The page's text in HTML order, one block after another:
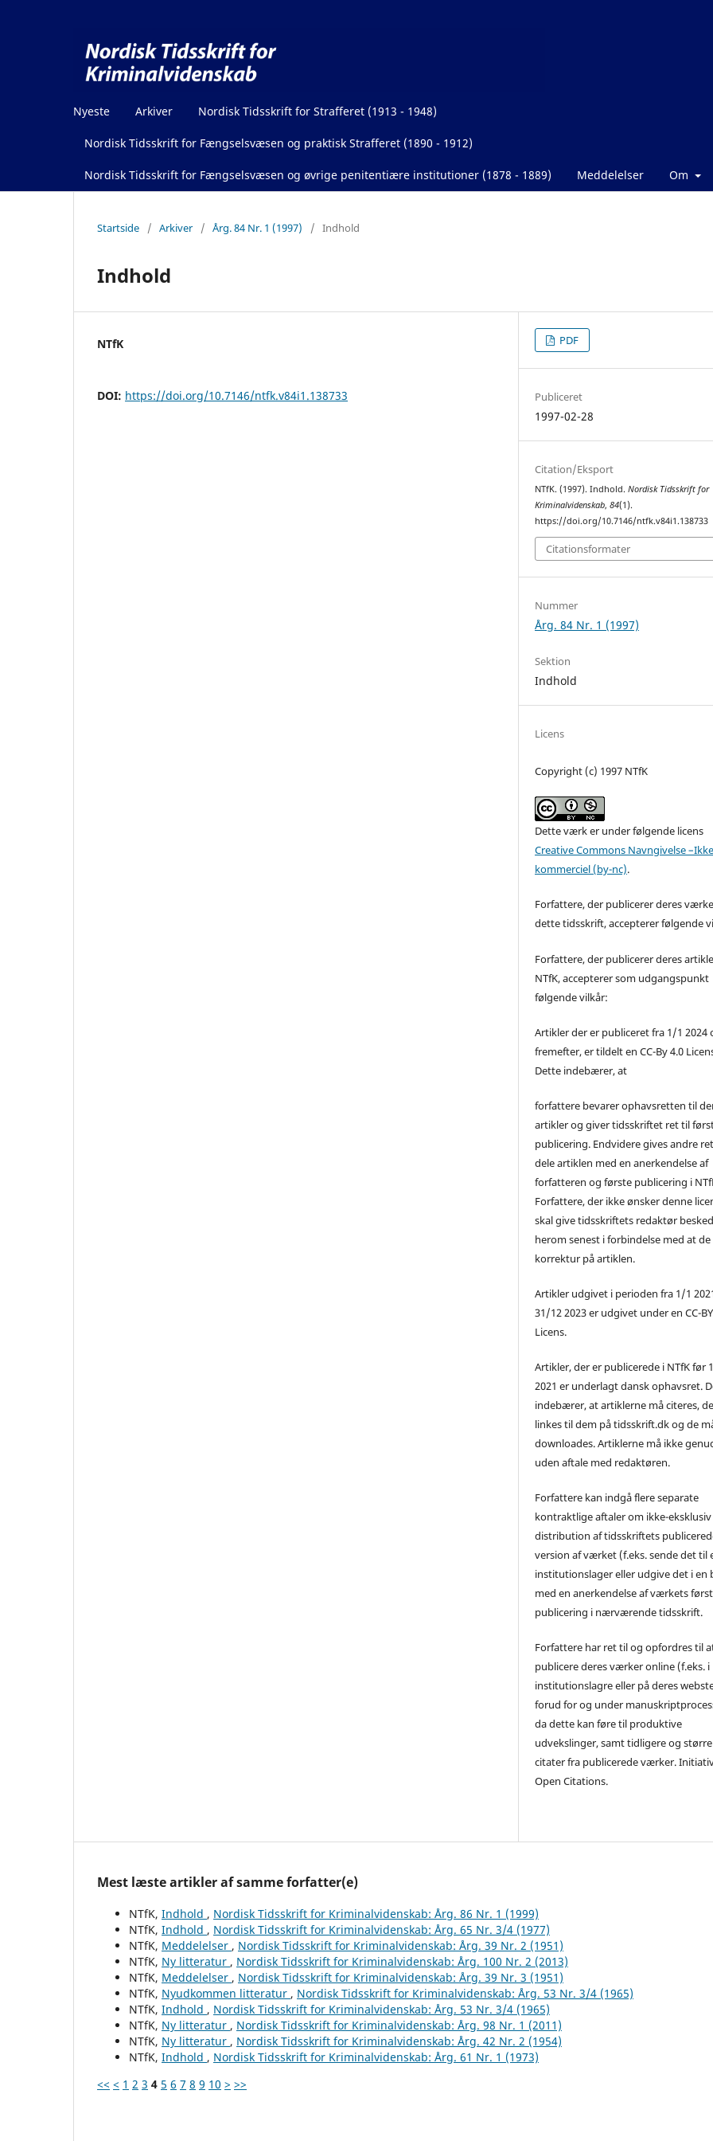
Nyeste Arkiver Nordisk Tidsskrift for Strafferet (1913 - 1948)
Nordisk Tidsskrift for Fængselsvæsen og praktisk Strafferet (1890 - 1912)
Nordisk Tidsskrift for Fængselsvæsen og øvrige penitentiære institutioner (1878 - 1889) Meddelelser Om
Startside / Arkiver / Årg. 84 Nr. 1 (1997) / Indhold
Indhold
NTfK
DOI: https://doi.org/10.7146/ntfk.v84i1.138733
PDF
Publiceret
1997-02-28
Citation/Eksport
NTfK. (1997). Indhold.Nordisk Tidsskrift for
Kriminalvidenskab,84(1).
https://doi.org/10.7146/ntfk.v84i1.138733
Citationsformater
Nummer
Årg. 84 Nr. 1 (1997)
Sektion
Indhold
Licens
Copyright (c) 1997 NTfK
Dette værk er under følgende licens
Creative Commons Navngivelse
kommerciel (by-nc).
Forfattere, der publicerer deres
dette tidsskrift, accepterer følgende
Forfattere, der publicerer deres
NTfK, accepterer som udgangspunkt
følgende vilkår:
Artikler der er publiceret fra 1/1 2024
fremefter, er tildelt en CC-By 4.0
Dette indebærer, at
forfattere bevarer ophavsretten til
artikler og giver tidsskriftet ret til
publicering. Endvidere gives andre
dele artiklen med en anerkendelse af
forfatteren og første publicering i
Forfattere, der ikke ønsker denne
skal give tidsskriftets redaktør besked
herom senest i forbindelse med at
korrektur på artiklen.
Artikler udgivet i perioden fra 1/1
31/12 2023 er udgivet under en CC-
Licens.
Artikler, der er publicerede i NTfK før
2021 er underlagt dansk ophavsret.
indebærer, at artiklerne må citeres,
linkes til dem på tidsskrift.dk og de
downloades. Artiklerne må ikke
uden aftale med redaktøren.
Forfattere kan indgå flere separate
kontraktlige aftaler om ikke-eksklusiv
distribution af tidsskriftets
version af værket (f.eks. sende det til
institutionslager eller udgive det i en
med en anerkendelse af værkets
publicering i nærværende tidsskrift.
Forfattere har ret til og opfordres til
publicere deres værker online (f.eks. i
institutionslagre eller på deres
forud for og under
da dette kan føre til produktive
udvekslinger, samt tidligere og større
citater fra publicerede værker.
Open Citations.
Mest læste artikler af samme forfatter(e)
NTfK, Indhold , Nordisk Tidsskrift for Kriminalvidenskab: Årg. 86 Nr. 1 (1999)
NTfK, Indhold , Nordisk Tidsskrift for Kriminalvidenskab: Årg. 65 Nr. 3/4 (1977)
NTfK, Meddelelser , Nordisk Tidsskrift for Kriminalvidenskab: Årg. 39 Nr. 2 (1951)
NTfK, Ny litteratur , Nordisk Tidsskrift for Kriminalvidenskab: Årg. 100 Nr. 2 (2013)
NTfK, Meddelelser , Nordisk Tidsskrift for Kriminalvidenskab: Årg. 39 Nr. 3 (1951)
NTfK, Nyudkommen litteratur , Nordisk Tidsskrift for Kriminalvidenskab: Årg. 53 Nr. 3/4 (1965)
NTfK, Indhold , Nordisk Tidsskrift for Kriminalvidenskab: Årg. 53 Nr. 3/4 (1965)
NTfK, Ny litteratur , Nordisk Tidsskrift for Kriminalvidenskab: Årg. 98 Nr. 1 (2011)
NTfK, Ny litteratur , Nordisk Tidsskrift for Kriminalvidenskab: Årg. 42 Nr. 2 (1954)
NTfK, Indhold , Nordisk Tidsskrift for Kriminalvidenskab: Årg. 61 Nr. 1 (1973)
<< < 1 2 3 4 5 6 7 8 9 10 > >>